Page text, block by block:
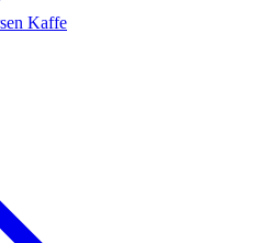
Kaffe